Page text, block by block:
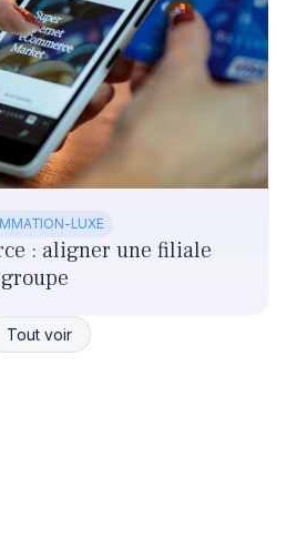
Tout voir
LUXE
: aligner une filiale